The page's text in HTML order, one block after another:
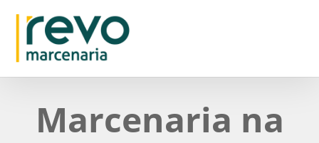
Marcenaria na